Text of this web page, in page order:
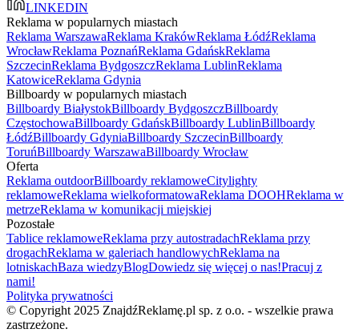
LINKEDIN
Reklama w popularnych miastach
Reklama WarszawaReklama KrakówReklama ŁódźReklama
WrocławReklama PoznańReklama GdańskReklama
SzczecinReklama BydgoszczReklama LublinReklama
KatowiceReklama Gdynia
Billboardy w popularnych miastach
Billboardy BiałystokBillboardy BydgoszczBillboardy
CzęstochowaBillboardy GdańskBillboardy LublinBillboardy
ŁódźBillboardy GdyniaBillboardy SzczecinBillboardy
ToruńBillboardy WarszawaBillboardy Wrocław
Oferta
Reklama outdoorBillboardy reklamoweCitylighty
reklamoweReklama wielkoformatowaReklama DOOHReklama w
metrzeReklama w komunikacji miejskiej
Pozostałe
Tablice reklamoweReklama przy autostradachReklama przy
drogachReklama w galeriach handlowychReklama na
lotniskachBaza wiedzyBlogDowiedz się więcej o nas!Pracuj z
nami!
Polityka prywatności
© Copyright 2025 ZnajdźReklamę.pl sp. z o.o. - wszelkie prawa
zastrzeżone.